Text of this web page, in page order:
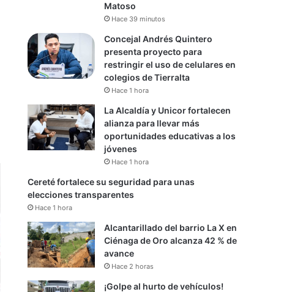
Matoso
Hace 39 minutos
Concejal Andrés Quintero
presenta proyecto para
restringir el uso de celulares en
colegios de Tierralta
Hace 1 hora
La Alcaldía y Unicor fortalecen
alianza para llevar más
oportunidades educativas a los
jóvenes
Hace 1 hora
Cereté fortalece su seguridad para unas
elecciones transparentes
Hace 1 hora
Alcantarillado del barrio La X en
Ciénaga de Oro alcanza 42 % de
avance
Hace 2 horas
¡Golpe al hurto de vehículos!